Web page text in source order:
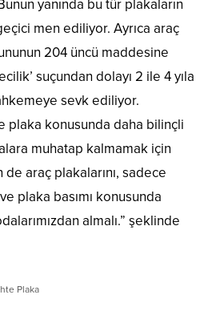
yanında bu tür plakaların
men ediliyor. Ayrıca araç
204 üncü maddesine
suçundan dolayı 2 ile 4 yıla
sevk ediliyor.
plaka konusunda daha bilinçli
muhatap kalmamak için
araç plakalarını, sadece
plaka basımı konusunda
almalı.” şeklinde
Plaka